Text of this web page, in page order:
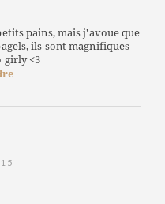
pains, mais j'avoue que
ils sont magnifiques
girly <3